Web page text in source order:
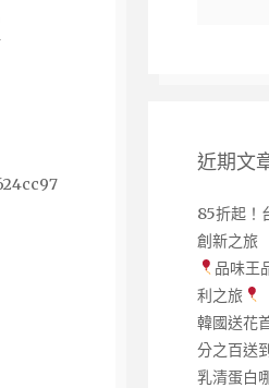
近期文
85折起！
創新之旅
品味王
利之旅
韓國送花
分之百送
乳清蛋白